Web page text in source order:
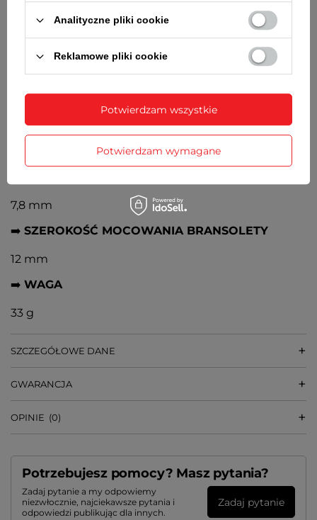
TARCZA
Czarna, złote kontrastowe cyfry arabskie i wskazówki
Stalowa nierdzewna rozciągana, w kolorze koperty
ŚREDNICA KOPERTY
7,8 mm
➡️ SZEROKOŚĆ MOCOWANIA BRANSOLETY
12 mm
➡️ WAGA
33 g
SZCZEGÓŁOWE DANE
GWARANCJA
OPINIE (0)
Potrzebujesz pomocy? Masz pytania?
Zadaj pytanie a my odpowiemy
niezwłocznie, najciekawsze pytania i
odpowiedzi publikując dla innych.
Zadaj pytanie
Analityczne pliki cookie
Reklamowe pliki cookie
Potwierdzam wymagane
Potwierdzam wszystkie